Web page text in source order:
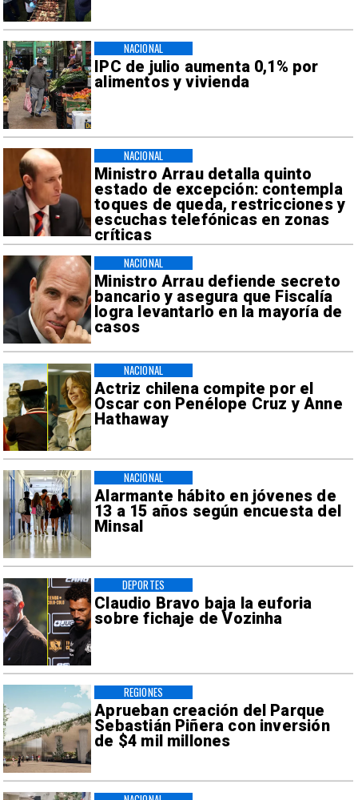
IPC de julio aumenta 0,1% por
alimentos y vivienda
NACIONAL
Ministro Arrau detalla quinto
estado de excepción: contempla
toques de queda, restricciones y
escuchas telefónicas en zonas
críticas
NACIONAL
Ministro Arrau defiende secreto
bancario y asegura que Fiscalía
logra levantarlo en la mayoría de
casos
NACIONAL
Actriz chilena compite por el
Oscar con Penélope Cruz y Anne
Hathaway
NACIONAL
Alarmante hábito en jóvenes de
13 a 15 años según encuesta del
Minsal
NACIONAL
Claudio Bravo baja la euforia
sobre fichaje de Vozinha
DEPORTES
Aprueban creación del Parque
Sebastián Piñera con inversión
de $4 mil millones
REGIONES